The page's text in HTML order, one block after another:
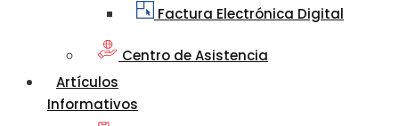
Factura Electrónica Digital
Centro de Asistencia
Artículos
Informativos